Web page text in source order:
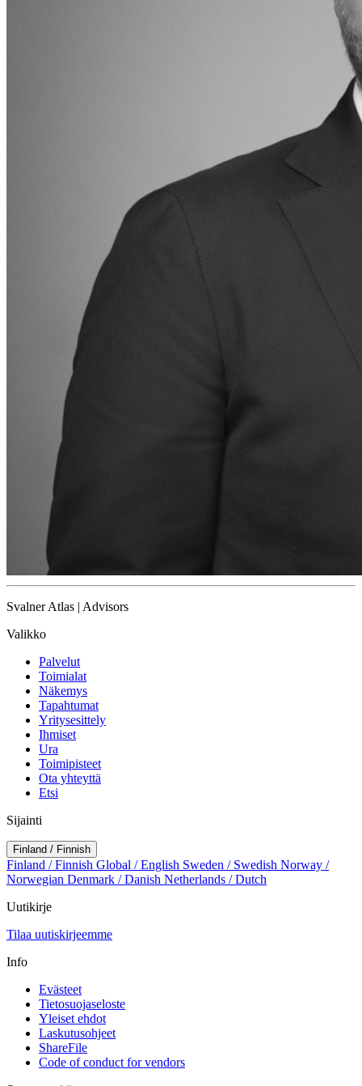
Svalner Atlas | Advisors
Valikko
Palvelut
Toimialat
Näkemys
Tapahtumat
Yritysesittely
Ihmiset
Ura
Toimipisteet
Ota yhteyttä
Etsi
Sijainti
Finland / Finnish
Finland / Finnish Global / English Sweden / Swedish Norway /
Norwegian Denmark / Danish Netherlands / Dutch
Uutikirje
Tilaa uutiskirjeemme
Info
Evästeet
Tietosuojaseloste
Yleiset ehdot
Laskutusohjeet
ShareFile
Code of conduct for vendors